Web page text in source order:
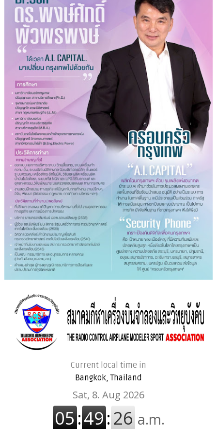
Current local time in
Bangkok, Thailand